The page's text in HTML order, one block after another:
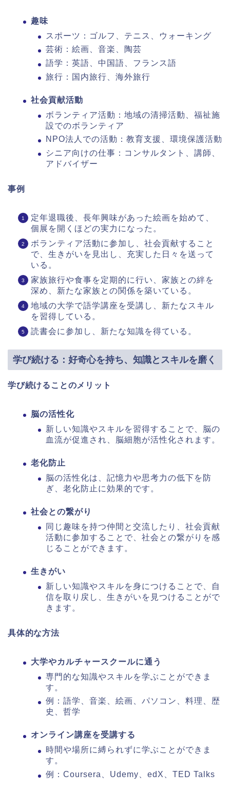
趣味
スポーツ：ゴルフ、テニス、ウォーキング
芸術：絵画、音楽、陶芸
語学：英語、中国語、フランス語
旅行：国内旅行、海外旅行
社会貢献活動
ボランティア活動：地域の清掃活動、福祉施
設でのボランティア
NPO法人での活動：教育支援、環境保護活動
シニア向けの仕事：コンサルタント、講師、
アドバイザー
事例
定年退職後、長年興味があった絵画を始めて、
個展を開くほどの実力になった。
ボランティア活動に参加し、社会貢献すること
で、生きがいを見出し、充実した日々を送って
いる。
家族旅行や食事を定期的に行い、家族との絆を
深め、新たな家族との関係を築いている。
地域の大学で語学講座を受講し、新たなスキル
を習得している。
読書会に参加し、新たな知識を得ている。
学び続ける：好奇心を持ち、知識とスキルを磨く
学び続けることのメリット
脳の活性化
新しい知識やスキルを習得することで、脳の
血流が促進され、脳細胞が活性化されます。
老化防止
脳の活性化は、記憶力や思考力の低下を防
ぎ、老化防止に効果的です。
社会との繋がり
同じ趣味を持つ仲間と交流したり、社会貢献
活動に参加することで、社会との繋がりを感
じることができます。
生きがい
新しい知識やスキルを身につけることで、自
信を取り戻し、生きがいを見つけることがで
きます。
具体的な方法
大学やカルチャースクールに通う
専門的な知識やスキルを学ぶことができま
す。
例：語学、音楽、絵画、パソコン、料理、歴
史、哲学
オンライン講座を受講する
時間や場所に縛られずに学ぶことができま
す。
例：Coursera、Udemy、edX、TED Talks